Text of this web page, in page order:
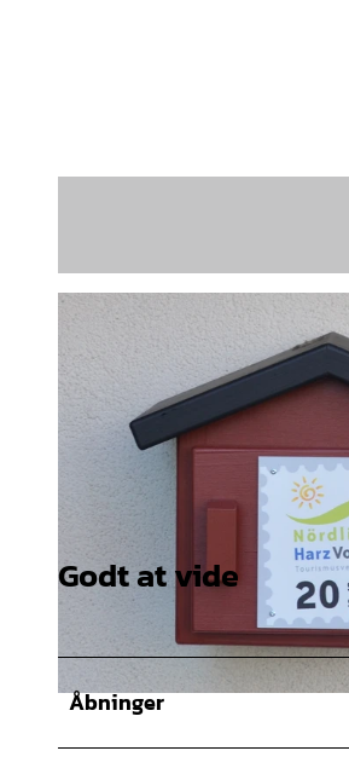
© Tourist-Information Salzgitter c/o Wirtschafts- und
Godt at vide
Åbninger